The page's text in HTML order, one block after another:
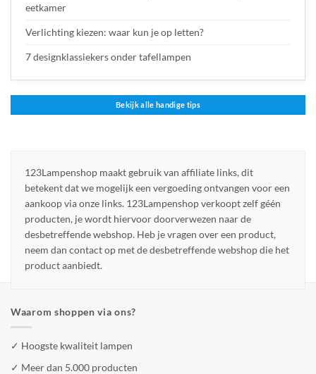
eetkamer
Verlichting kiezen: waar kun je op letten?
7 designklassiekers onder tafellampen
Bekijk alle handige tips
123Lampenshop maakt gebruik van affiliate links, dit
betekent dat we mogelijk een vergoeding ontvangen voor een
aankoop via onze links. 123Lampenshop verkoopt zelf géén
producten, je wordt hiervoor doorverwezen naar de
desbetreffende webshop. Heb je vragen over een product,
neem dan contact op met de desbetreffende webshop die het
product aanbiedt.
Waarom shoppen via ons?
✓ Hoogste kwaliteit lampen
✓ Meer dan 5.000 producten